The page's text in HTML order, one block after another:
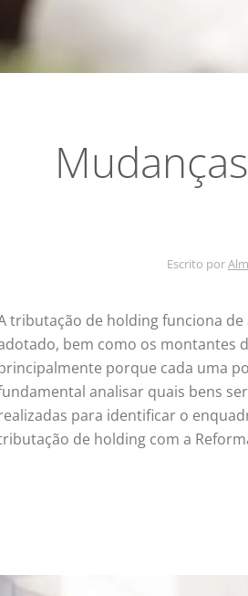
Escrito por
tributação de holding funciona
bem como os montantes
porque cada uma
analisar quais bens
para identificar o
de holding com a